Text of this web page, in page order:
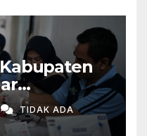
Bagi
TIDAK ADA